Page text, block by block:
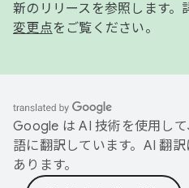
新のリリースを参照します。
変更点をご覧ください。
Google は AI 技術を使用し
語に翻訳しています。AI 翻
あります。